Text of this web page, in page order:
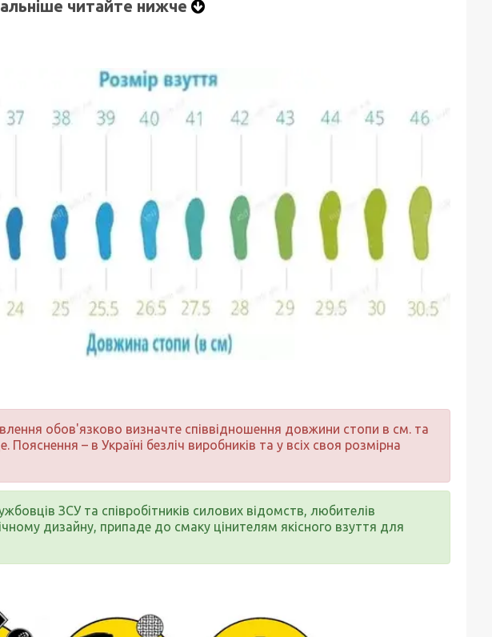
читайте нижче
обов'язково визначте співвідношення довжини стопи в см. та
– в Україні безліч виробників та у всіх своя розмірна
ЗСУ та співробітників силових відомств, любителів
дизайну, припаде до смаку цінителям якісного взуття для